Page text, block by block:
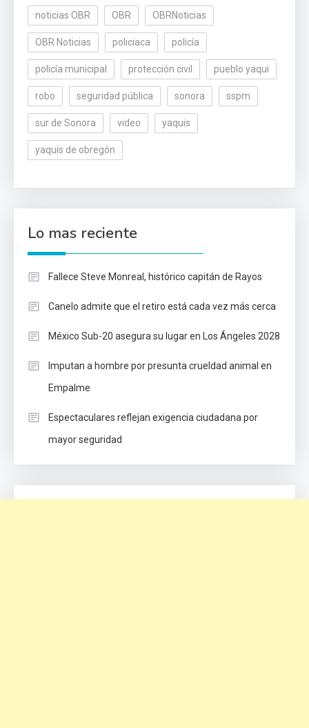
noticias OBR OBR OBRNoticias
OBR Noticias policiaca policía
policía municipal protección civil pueblo yaqui
robo seguridad pública sonora sspm
sur de Sonora video yaquis
yaquis de obregón
Lo mas reciente
Fallece Steve Monreal, histórico capitán de Rayos
Canelo admite que el retiro está cada vez más cerca
México Sub-20 asegura su lugar en Los Ángeles 2028
Imputan a hombre por presunta crueldad animal en
Empalme
Espectaculares reflejan exigencia ciudadana por
mayor seguridad